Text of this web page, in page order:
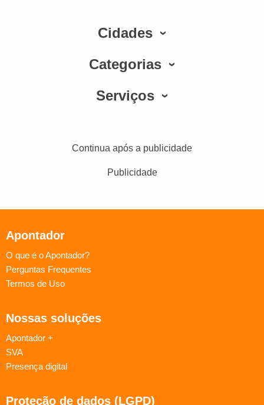
Cidades
Categorias
Serviços
Continua após a publicidade
Publicidade
Apontador
O que é o Apontador?
Perguntas Frequentes
Termos de Uso
Nossas soluções
Apontador +
SVA
Presença digital
Proteção de dados (LGPD)